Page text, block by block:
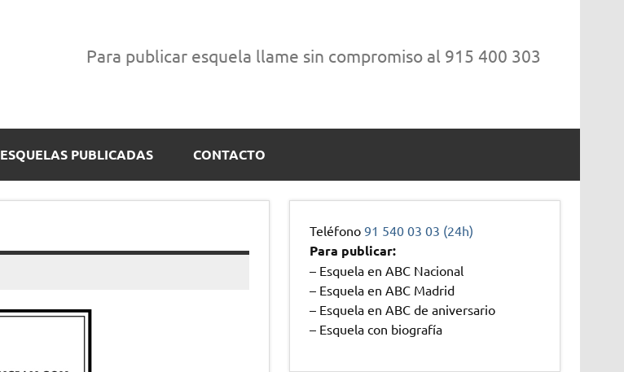
Para publicar esquela llame sin compromiso al 915 400 303
ESQUELAS PUBLICADAS CONTACTO
Teléfono91 540 03 03 (24h)
Para publicar:
– Esquela en ABC Nacional
– Esquela en ABC Madrid
– Esquela en ABC de aniversario
– Esquela con biografía